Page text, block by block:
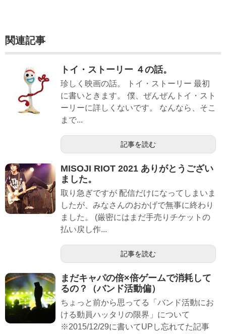
関連記事
トイ・ストーリー ４の話。
珍しく映画の話。 トイ・ストーリー 最初
に書いときます。 僕、ぜんぜんトイ・スト
ーリーに詳しくないです。 なんなら、そこ
まで...
記事を読む
MISOJI RIOT 2021 ありがとうござい
ました。
取り急ぎですが 配信だけになってしまいま
したが、みなさんのおかげで無事に終わり
ました。 (厳密にはまだ手売りチケットの
払い戻し作...
記事を読む
まだキャパの倍×倍ゲームで消耗して
るの？（バンド活動偏）
ちょっと前から思ってる「バンド活動にお
ける動員ハッタリの限界」について
※2015/12/29に書いてUPし忘れてた記事